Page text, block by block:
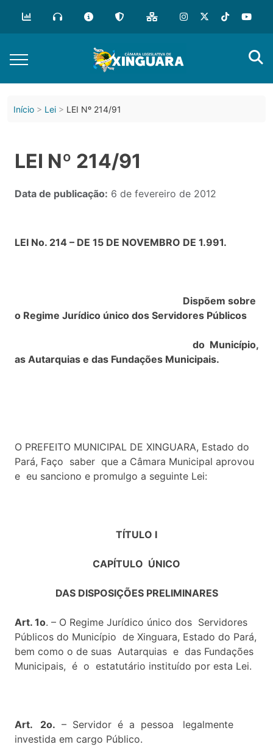
Início Lei LEI Nº 214/91
LEI Nº 214/91
Data de publicação: 6 de fevereiro de 2012
LEI No. 214 – DE 15 DE NOVEMBRO DE 1.991.
Dispõem sobre
o Regime Jurídico único dos Servidores Públicos
do Município,
as Autarquias e das Fundações Municipais.
O PREFEITO MUNICIPAL DE XINGUARA, Estado do
Pará, Faço saber que a Câmara Municipal aprovou
e eu sanciono e promulgo a seguinte Lei:
TÍTULO I
CAPÍTULO ÚNICO
DAS DISPOSIÇÕES PRELIMINARES
Art. 1o. – O Regime Jurídico único dos Servidores
Públicos do Município de Xinguara, Estado do Pará,
bem como o de suas Autarquias e das Fundações
Municipais, é o estatutário instituído por esta Lei.
Art. 2o. – Servidor é a pessoa legalmente
investida em cargo Público.